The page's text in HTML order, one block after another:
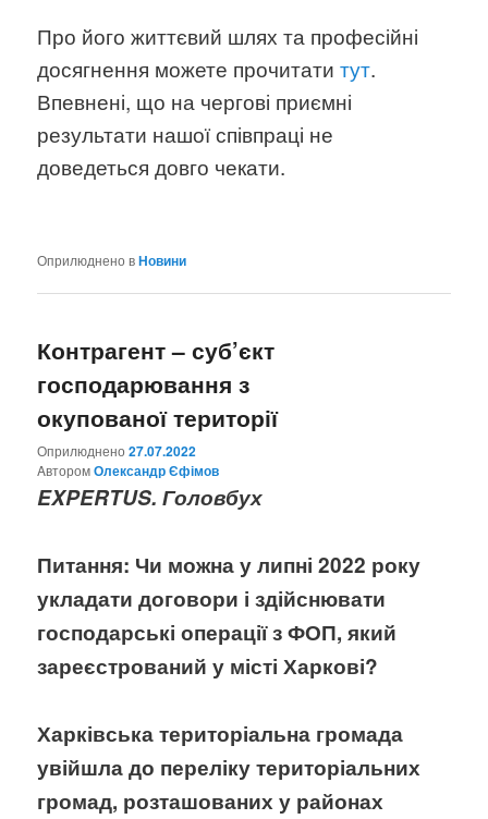
Про його життєвий шлях та професійні
досягнення можете прочитатитут.
Впевнені, що на чергові приємні
результати нашої співпраці не
доведеться довго чекати.
Оприлюднено вНовини
Контрагент – суб’єкт
господарювання з
окупованої території
Оприлюднено27.07.2022
AвторомОлександр Єфімов
EXPERTUS. Головбух
Питання: Чи можна у липні 2022 року
укладати договори і здійснювати
господарські операції з ФОП, який
зареєстрований у місті Харкові?
Харківська територіальна громада
увійшла до переліку територіальних
громад, розташованих у районах